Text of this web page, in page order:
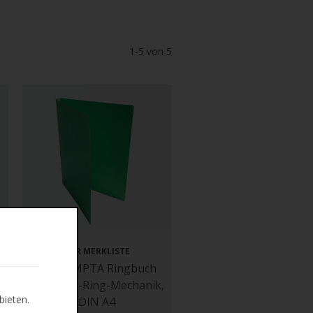
1-5 von 5
ZUR MERKLISTE
EXACOMPTA Ringbuch
Karton, 2-Ring-Mechanik,
DIN A4